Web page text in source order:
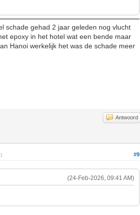
schade gehad 2 jaar geleden nog vlucht
epoxy in het hotel wat een bende maar
Hanoi werkelijk het was de schade meer
Antwoord
#9
.)
(24-Feb-2026, 09:41 AM)